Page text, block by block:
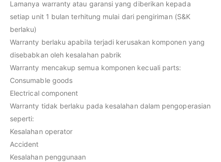
Lamanya warranty atau garansi yang diberikan kepada
setiap unit 1 bulan terhitung mulai dari pengiriman (S&K
berlaku)
Warranty berlaku apabila terjadi kerusakan komponen yang
disebabkan oleh kesalahan pabrik
Warranty mencakup semua komponen kecuali parts:
Consumable goods
Electrical component
Warranty tidak berlaku pada kesalahan dalam pengoperasian
seperti:
Kesalahan operator
Accident
Kesalahan penggunaan